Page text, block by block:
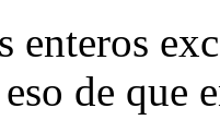
enteros
de que